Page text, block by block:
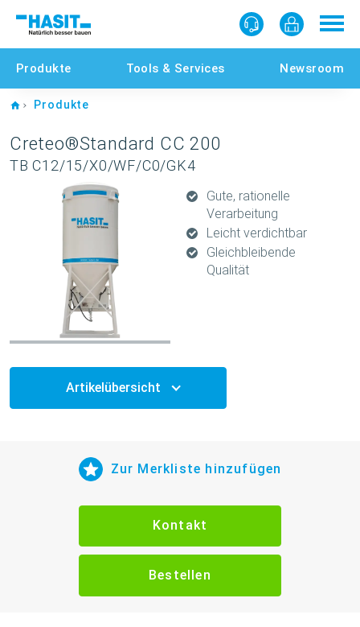
Produkte Tools & Services Newsroom
Home
Produkte
Creteo®Standard CC 200
TB C12/15/X0/WF/C0/GK4
Gute, rationelle
Verarbeitung
Leicht verdichtbar
Gleichbleibende
Qualität
Artikelübersicht
Zur Merkliste hinzufügen
Kontakt
Bestellen